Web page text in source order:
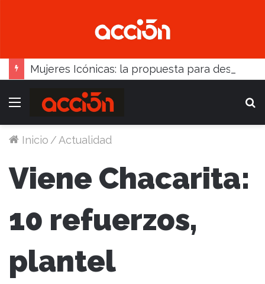
Menú
Inicio /Actualidad
Viene Chacarita:
10 refuerzos,
plantel